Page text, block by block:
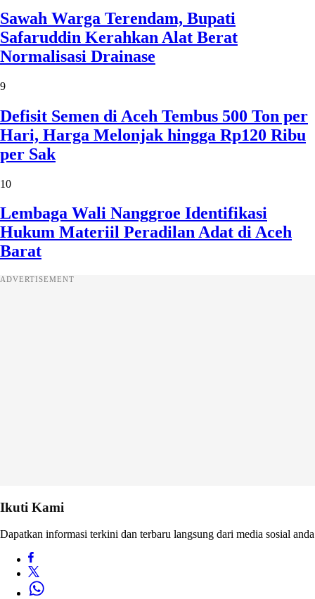
Sawah Warga Terendam, Bupati
Safaruddin Kerahkan Alat Berat
Normalisasi Drainase
9
Defisit Semen di Aceh Tembus 500 Ton per
Hari, Harga Melonjak hingga Rp120 Ribu
per Sak
10
Lembaga Wali Nanggroe Identifikasi
Hukum Materiil Peradilan Adat di Aceh
Barat
ADVERTISEMENT
Ikuti Kami
Dapatkan informasi terkini dan terbaru langsung dari media sosial anda